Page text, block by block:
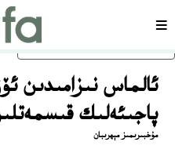
ئاساسلىق مەزمۇنغا ئاتلاڭسەھىپە
ئالماس نىزامىدىن
پاجىئەلىك
مۇخبىرىمىز مېھرىبان